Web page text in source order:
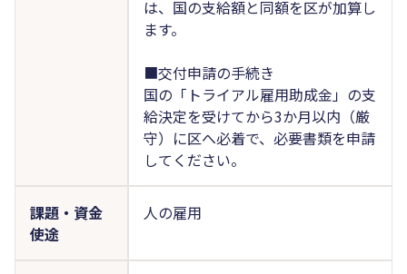
は、国の支給額と同額を区が加算し
ます。
■交付申請の手続き
国の「トライアル雇用助成金」の支
給決定を受けてから3か月以内（厳
守）に区へ必着で、必要書類を申請
してください。
課題・資金
使途
人の雇用